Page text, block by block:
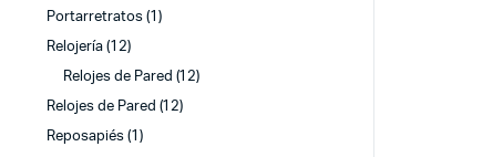
Portarretratos (1)
Relojería (12)
Relojes de Pared (12)
Relojes de Pared (12)
Reposapiés (1)